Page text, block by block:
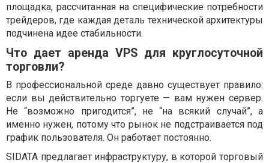
площадка, рассчитанная на специфические потребности
трейдеров, где каждая деталь технической архитектуры
подчинена идее стабильности.
Что дает аренда VPS для круглосуточной
торговли?
В профессиональной среде давно существует правило:
если вы действительно торгуете — вам нужен сервер.
Не “возможно пригодится”, не “на всякий случай”, а
именно нужен, потому что рынок не подстраивается под
график пользователя. Он работает постоянно.
SIDATA предлагает инфраструктуру, в которой торговый